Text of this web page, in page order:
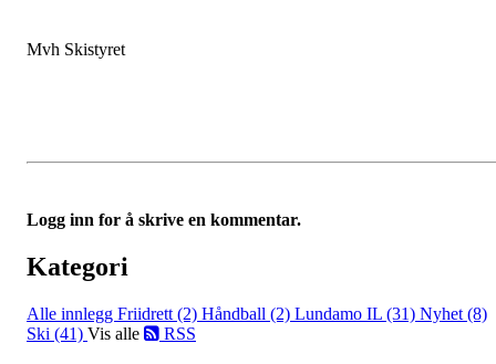
Mvh Skistyret
Logg inn for å skrive en kommentar.
Kategori
Alle innlegg Friidrett (2) Håndball (2) Lundamo IL (31) Nyhet (8)
Ski (41) Vis alle RSS